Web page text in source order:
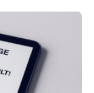
und die spätere
rund 20.000
Zu diesem
ZEW Mannheim
unter 30